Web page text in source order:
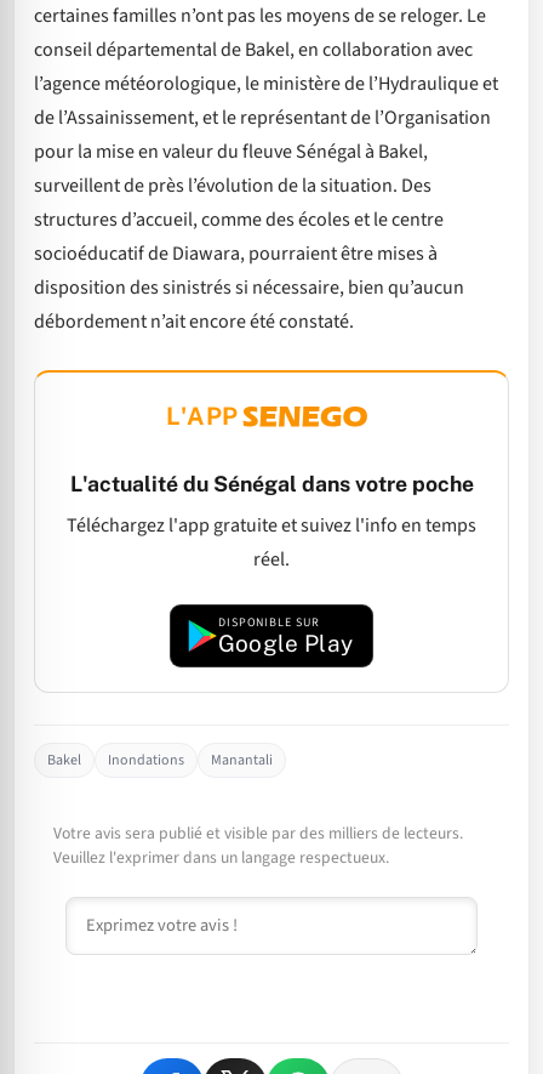
certaines familles n’ont pas les moyens de se reloger. Le
conseil départemental de Bakel, en collaboration avec
l’agence météorologique, le ministère de l’Hydraulique et
de l’Assainissement, et le représentant de l’Organisation
pour la mise en valeur du fleuve Sénégal à Bakel,
surveillent de près l’évolution de la situation. Des
structures d’accueil, comme des écoles et le centre
socioéducatif de Diawara, pourraient être mises à
disposition des sinistrés si nécessaire, bien qu’aucun
débordement n’ait encore été constaté.
L'APP
L'actualité du Sénégal dans votre poche
Téléchargez l'app gratuite et suivez l'info en temps
réel.
DISPONIBLE SUR
Google Play
Bakel Inondations Manantali
Votre avis sera publié et visible par des milliers de lecteurs.
Veuillez l'exprimer dans un langage respectueux.
Commentaire